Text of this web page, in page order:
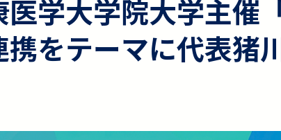
学大学院大学主催
をテーマに代表猪